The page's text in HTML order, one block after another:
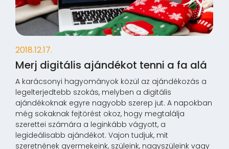
2018.12.17.
Merj digitális ajándékot tenni a fa alá
A karácsonyi hagyományok közül az ajándékozás a
legelterjedtebb szokás, melyben a digitális
ajándékoknak egyre nagyobb szerep jut. A napokban
még sokaknak fejtörést okoz, hogy megtalálja
szerettei számára a leginkább vágyott, a
legideálisabb ajándékot. Vajon tudjuk, mit
szeretnének gyermekeink, szüleink, nagyszüleink vagy